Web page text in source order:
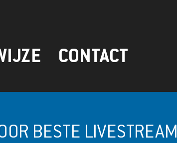
CONTACT
BESTE LIVESTREAM